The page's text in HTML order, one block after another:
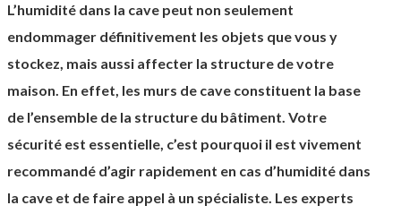
L’humidité dans la cave peut non seulement
endommager définitivement les objets que vous y
stockez, mais aussi affecter la structure de votre
maison. En effet, les murs de cave constituent la base
de l’ensemble de la structure du bâtiment. Votre
sécurité est essentielle, c’est pourquoi il est vivement
recommandé d’agir rapidement en cas d’humidité dans
la cave et de faire appel à un spécialiste. Les experts